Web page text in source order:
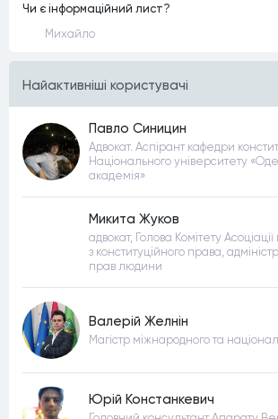
Чи є інформаційний лист?
Михайло
Найактивнiшi користувачi
Павло Синицин
Адвокат. Аспірант кафедри
Національного університету
академія»
Микита Жуков
адвокат, Голова Комітету
з конституційного права,
прав людини
Валерій Желнін
Магістр міжнародного та
Юрій Констанкевич